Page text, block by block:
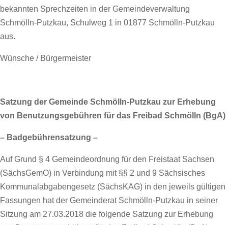
bekannten Sprechzeiten in der Gemeindeverwaltung
Schmölln-Putzkau, Schulweg 1 in 01877 Schmölln-Putzkau
aus.
Wünsche / Bürgermeister
Satzung der Gemeinde Schmölln-Putzkau zur Erhebung
von Benutzungsgebühren für das Freibad Schmölln (BgA)
– Badgebührensatzung –
Auf Grund § 4 Gemeindeordnung für den Freistaat Sachsen
(SächsGemO) in Verbindung mit §§ 2 und 9 Sächsisches
Kommunalabgabengesetz (SächsKAG) in den jeweils gültigen
Fassungen hat der Gemeinderat Schmölln-Putzkau in seiner
Sitzung am 27.03.2018 die folgende Satzung zur Erhebung